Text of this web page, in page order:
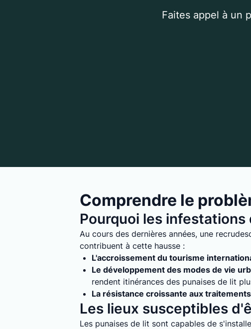
Faites appel à un
Comprendre le
Pourquoi les
Au cours des dernières années, une
contribuent à cette hausse :
L'accroissement du tourisme
Le développement des modes de vie
rendent itinérances des punaises de lit
La résistance croissante aux
Les lieux susceptibles
Les punaises de lit sont capables de